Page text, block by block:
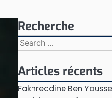
Recherche
Search
for:
Articles récents
Fakhreddine Ben